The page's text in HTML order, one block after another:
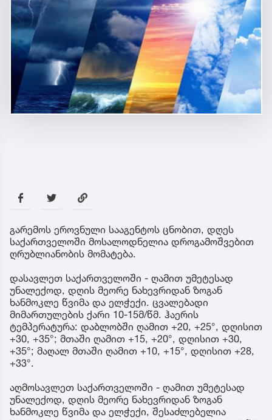
გარემოს ეროვნული სააგენტოს ცნობით, დღეს
საქართველოში მოსალოდნელია დროგამოშვებით
ღრუბლიანობის მომატება.
დასავლეთ საქართველოში - ღამით უმეტესად
უნალექოდ, დღის მეორე ნახევრიდან ზოგან
ხანმოკლე წვიმა და ელჭექი. ცვალებადი
მიმართულების ქარი 10-15მ/წმ. ჰაერის
ტემპერატურა: დაბლობში ღამით +20, +25°, დღისით
+30, +35°; მთაში ღამით +15, +20°, დღისით +30,
+35°; მაღალ მთაში ღამით +10, +15°, დღისით +28,
+33°.
აღმოსავლეთ საქართველოში - ღამით უმეტესად
უნალექოდ, დღის მეორე ნახევრიდან ზოგან
ხანმოკლე წვიმა და ელჭექი, შესაძლებელია